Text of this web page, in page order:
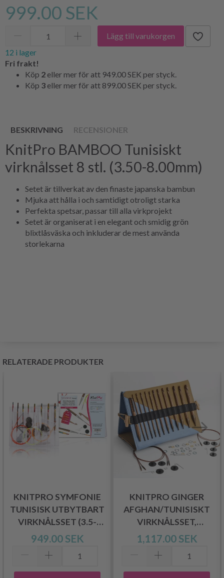
999.00 SEK
Lägg till varukorgen
12 i lager
Fri frakt!
Köp 2 eller mer för att 949.00 SEK per styck.
Köp 3 eller mer för att 899.00 SEK per styck.
BESKRIVNING RECENSIONER
KnitPro BAMBOO Tunisiskt
virknålsset 8 stl. (3.50-8.00mm)
Setet är tillverkat av den finaste japanska bambun
Mjuka att hålla i och samtidigt otroligt starka
Perfekta spetsar, passar till alla virkprojekt
Setet är organiserat i en elegant och smidig grön
blixtlåsväska och inkluderar de mest använda
storlekarna
RELATERADE PRODUKTER
KNITPRO SYMFONIE
TUNISISK UTBYTBART
VIRKNÅLSSET (3.5-
8MM)
949.00 SEK
KNITPRO GINGER
AFGHAN/TUNISISKT
VIRKNÅLSSET,
GRANDE, 15 CM
1,117.00 SEK